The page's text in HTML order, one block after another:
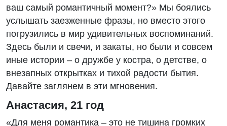
ваш самый романтичный момент?» Мы боялись
услышать заезженные фразы, но вместо этого
погрузились в мир удивительных воспоминаний.
Здесь были и свечи, и закаты, но были и совсем
иные истории – о дружбе у костра, о детстве, о
внезапных открытках и тихой радости бытия.
Давайте заглянем в эти мгновения.
Анастасия, 21 год
«Для меня романтика – это не тишина громких